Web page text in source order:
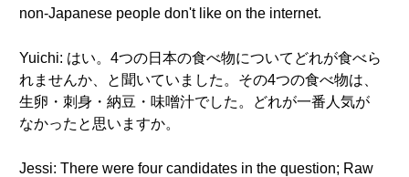
non-Japanese people don't like on the internet.
Yuichi: はい。4つの日本の食べ物についてどれが食べら
れませんか、と聞いていました。その4つの食べ物は、
生卵・刺身・納豆・味噌汁でした。どれが一番人気が
なかったと思いますか。
Jessi: There were four candidates in the question; Raw